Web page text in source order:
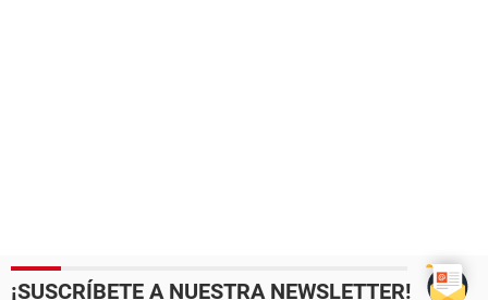
¡SUSCRÍBETE A NUESTRA NEWSLETTER!